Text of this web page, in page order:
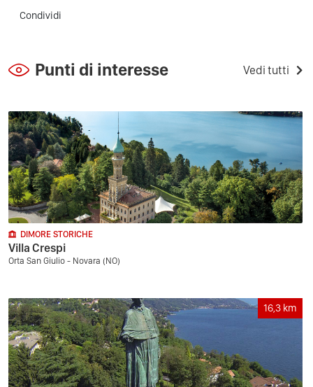
Condividi
Punti di interesse Vedi tutti
DIMORE STORICHE
Villa Crespi
Orta San Giulio - Novara (NO)
16,3 km